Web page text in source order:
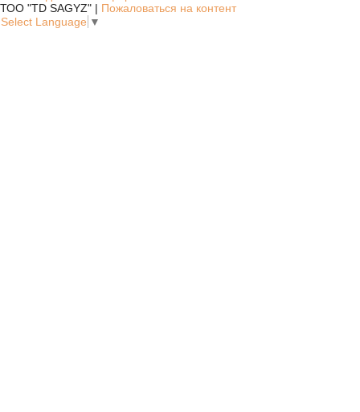
ТОО "TD SAGYZ" | Пожаловаться на контент
Select Language ▼